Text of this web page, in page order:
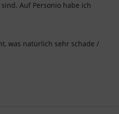
Auf Personio habe ich
was natürlich sehr schade /